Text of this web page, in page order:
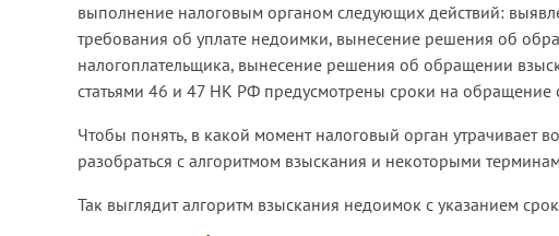
выполнение налоговым органом следующих действий:
требования об уплате недоимки, вынесение решения об
налогоплательщика, вынесение решения об обращении
статьями 46 и 47 НК РФ предусмотрены сроки на
Чтобы понять, в какой момент налоговый орган утрачивает
разобраться с алгоритмом взыскания и некоторыми
Так выглядит алгоритм взыскания недоимок с указанием